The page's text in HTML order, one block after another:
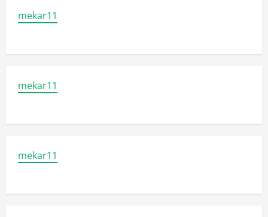
mekar11
mekar11
mekar11